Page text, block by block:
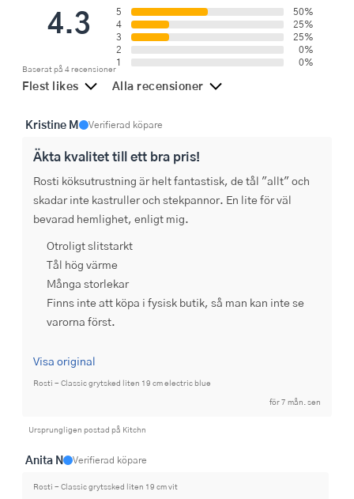
4.3
Baserat på 4 recensioner
5
50%
4
25%
3
25%
2
0%
1
0%
Flest likes Alla recensioner
Kristine M Verifierad köpare
Äkta kvalitet till ett bra pris!
Rosti köksutrustning är helt fantastisk, de tål "allt" och
skadar inte kastruller och stekpannor. En lite för väl
bevarad hemlighet, enligt mig.
Otroligt slitstarkt
Tål hög värme
Många storlekar
Finns inte att köpa i fysisk butik, så man kan inte se
varorna först.
Visa original
Rosti - Classic grytsked liten 19 cm electric blue
för 7 mån. sen
Ursprungligen postad på Kitchn
Anita N Verifierad köpare
Rosti - Classic grytssked liten 19 cm vit